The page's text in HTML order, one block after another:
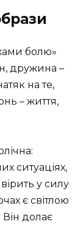
болю»
дружина –
на те,
– життя,
ситуаціях,
у силу
є світлою
долає